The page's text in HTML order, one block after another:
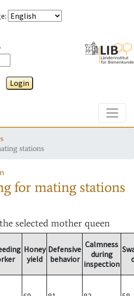
:
Login
stations
for mating stations
selected mother queen
Honey
yield
Defensive
behavior
Calmness
during
inspection